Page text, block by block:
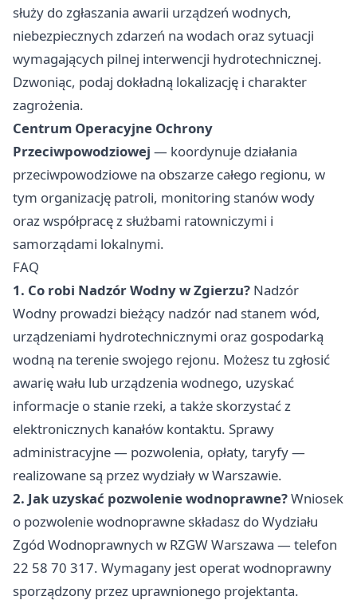
służy do zgłaszania awarii urządzeń wodnych,
niebezpiecznych zdarzeń na wodach oraz sytuacji
wymagających pilnej interwencji hydrotechnicznej.
Dzwoniąc, podaj dokładną lokalizację i charakter
zagrożenia.
Centrum Operacyjne Ochrony
Przeciwpowodziowej — koordynuje działania
przeciwpowodziowe na obszarze całego regionu, w
tym organizację patroli, monitoring stanów wody
oraz współpracę z służbami ratowniczymi i
samorządami lokalnymi.
FAQ
1. Co robi Nadzór Wodny w Zgierzu? Nadzór
Wodny prowadzi bieżący nadzór nad stanem wód,
urządzeniami hydrotechnicznymi oraz gospodarką
wodną na terenie swojego rejonu. Możesz tu zgłosić
awarię wału lub urządzenia wodnego, uzyskać
informacje o stanie rzeki, a także skorzystać z
elektronicznych kanałów kontaktu. Sprawy
administracyjne — pozwolenia, opłaty, taryfy —
realizowane są przez wydziały w Warszawie.
2. Jak uzyskać pozwolenie wodnoprawne?Wniosek
o pozwolenie wodnoprawne składasz do Wydziału
Zgód Wodnoprawnych w RZGW Warszawa — telefon
22 58 70 317. Wymagany jest operat wodnoprawny
sporządzony przez uprawnionego projektanta.